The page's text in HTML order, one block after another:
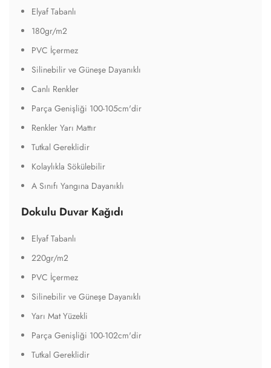
Elyaf Tabanlı
180gr/m2
PVC İçermez
Silinebilir ve Güneşe Dayanıklı
Canlı Renkler
Parça Genişliği 100-105cm'dir
Renkler Yarı Mattır
Tutkal Gereklidir
Kolaylıkla Sökülebilir
A Sınıfı Yangına Dayanıklı
Dokulu Duvar Kağıdı
Elyaf Tabanlı
220gr/m2
PVC İçermez
Silinebilir ve Güneşe Dayanıklı
Yarı Mat Yüzekli
Parça Genişliği 100-102cm'dir
Tutkal Gereklidir